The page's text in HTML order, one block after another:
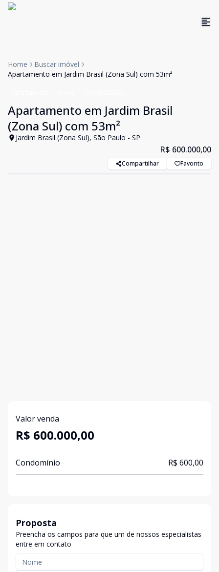
Home
Buscar imóvel
Apartamento em Jardim Brasil (Zona Sul) com 53m²
Apartamento em Jardim Brasil
(Zona Sul) com 53m²
Jardim Brasil (Zona Sul), São Paulo - SP
R$ 600.000,00
Compartilhar Favorito
Valor venda
R$ 600.000,00
Condomínio R$ 600,00
Proposta
Preencha os campos para que um de nossos especialistas
entre em contato